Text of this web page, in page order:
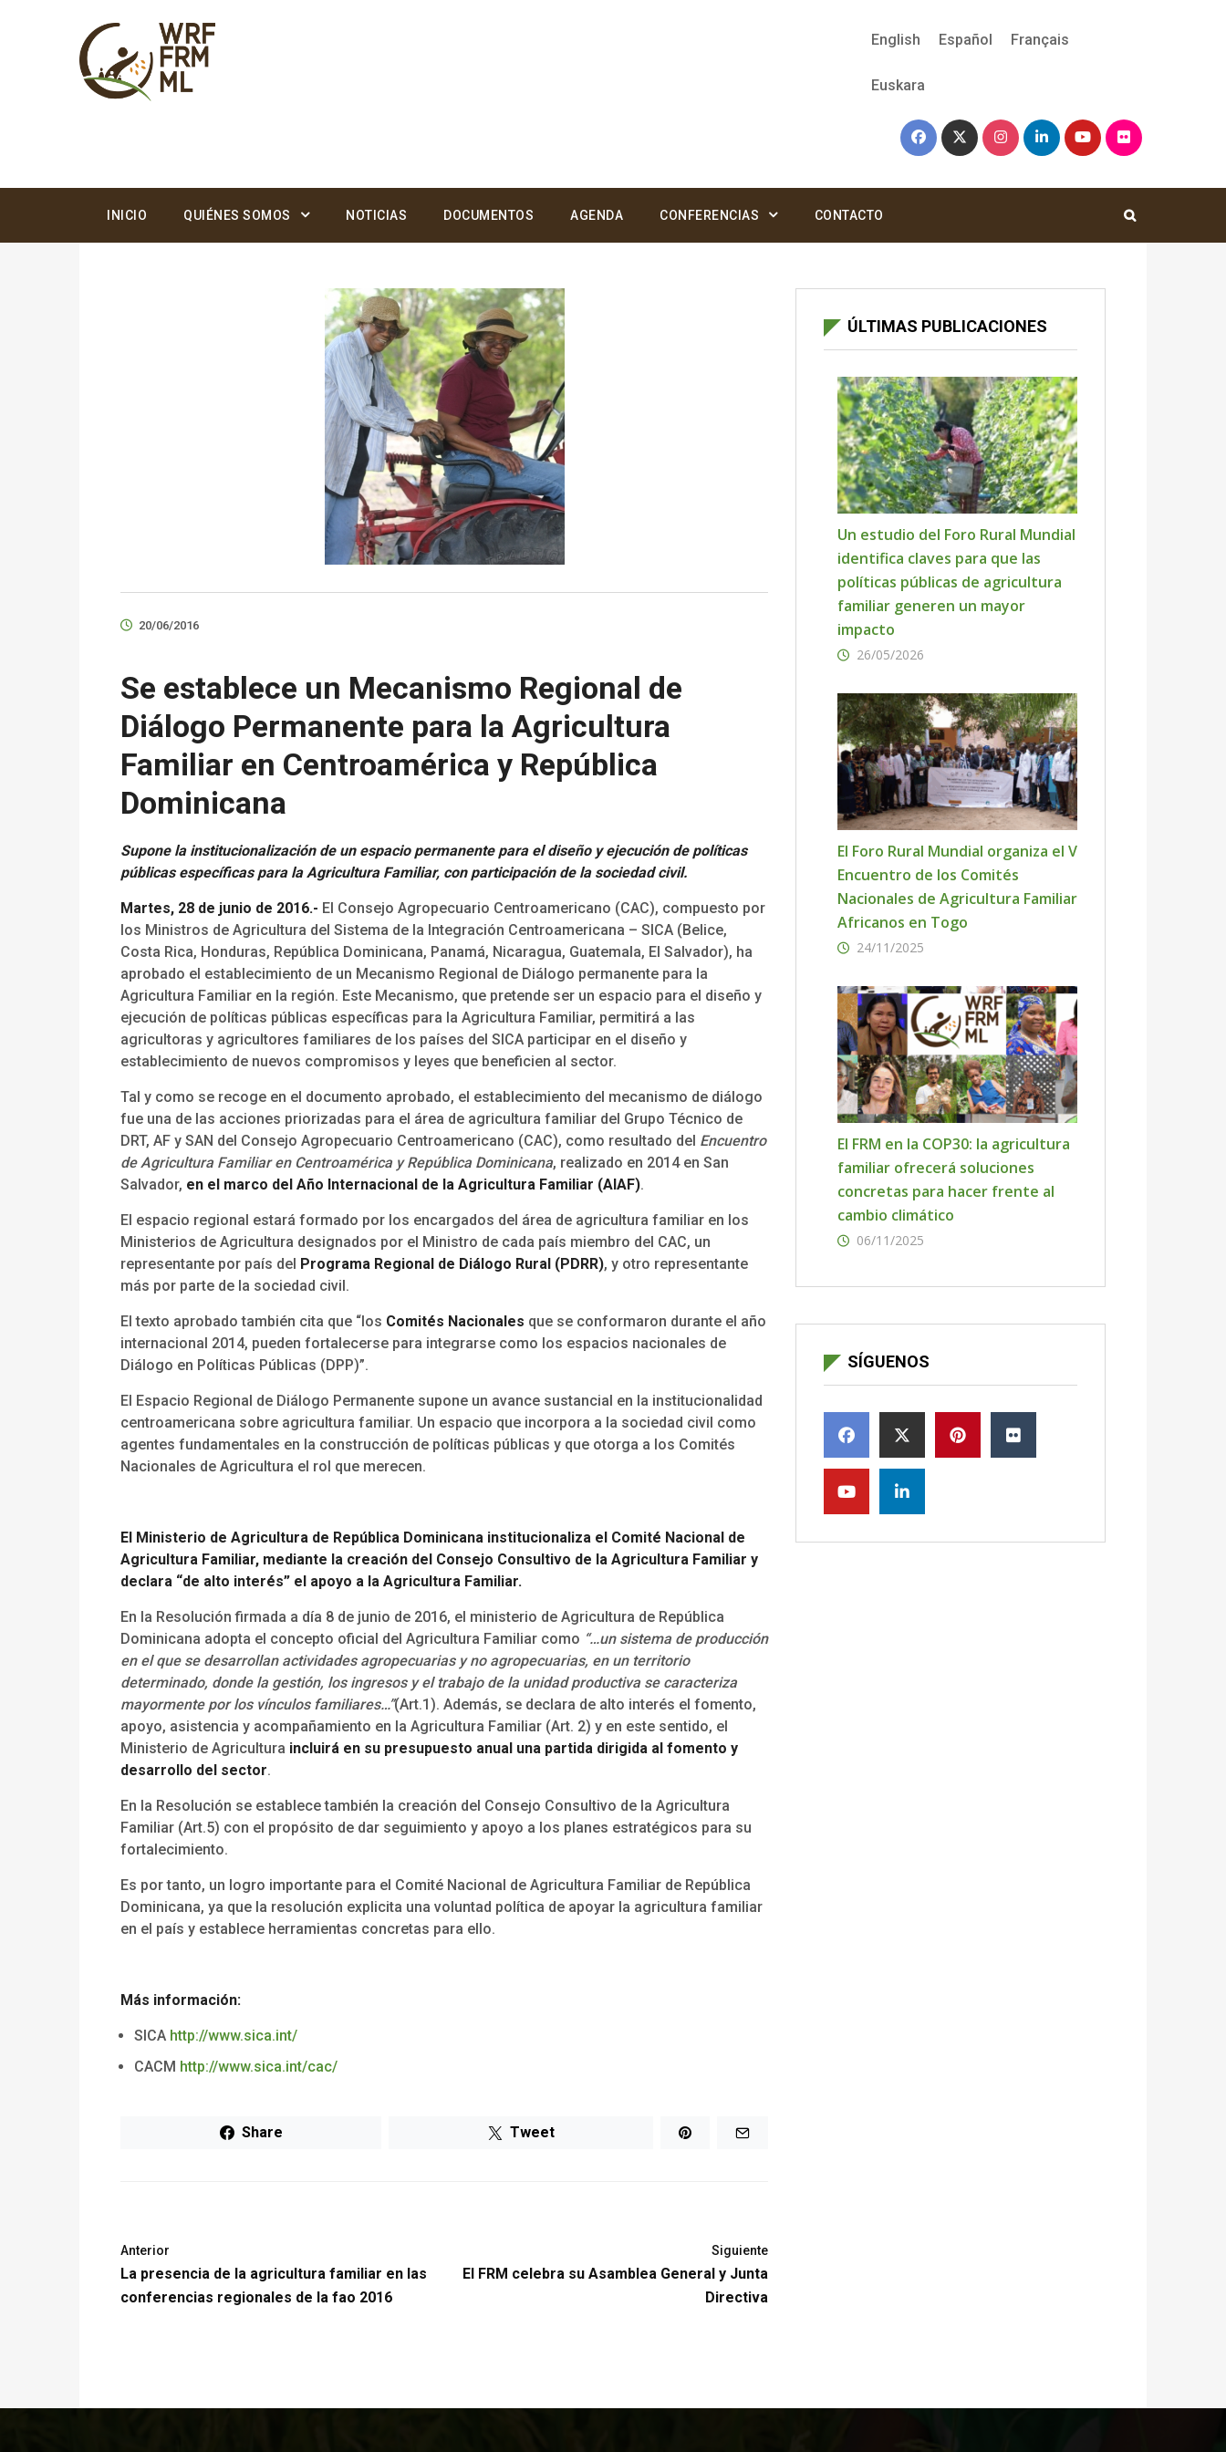
English Español Français
Euskara
INICIO QUIÉNES SOMOS NOTICIAS DOCUMENTOS AGENDA CONFERENCIAS CONTACTO
20/06/2016
Se establece un Mecanismo Regional de
Diálogo Permanente para la Agricultura
Familiar en Centroamérica y República
Dominicana
Supone la institucionalización de un espacio permanente para el diseño y ejecución de políticas
públicas específicas para la Agricultura Familiar, con participación de la sociedad civil.
Martes, 28 de junio de 2016.- El Consejo Agropecuario Centroamericano (CAC), compuesto por
los Ministros de Agricultura del Sistema de la Integración Centroamericana – SICA (Belice,
Costa Rica, Honduras, República Dominicana, Panamá, Nicaragua, Guatemala, El Salvador), ha
aprobado el establecimiento de un Mecanismo Regional de Diálogo permanente para la
Agricultura Familiar en la región. Este Mecanismo, que pretende ser un espacio para el diseño y
ejecución de políticas públicas específicas para la Agricultura Familiar, permitirá a las
agricultoras y agricultores familiares de los países del SICA participar en el diseño y
establecimiento de nuevos compromisos y leyes que beneficien al sector.
Tal y como se recoge en el documento aprobado, el establecimiento del mecanismo de diálogo
fue una de las acciones priorizadas para el área de agricultura familiar del Grupo Técnico de
DRT, AF y SAN del Consejo Agropecuario Centroamericano (CAC), como resultado del Encuentro
de Agricultura Familiar en Centroamérica y República Dominicana, realizado en 2014 en San
Salvador, en el marco del Año Internacional de la Agricultura Familiar (AIAF).
El espacio regional estará formado por los encargados del área de agricultura familiar en los
Ministerios de Agricultura designados por el Ministro de cada país miembro del CAC, un
representante por país del Programa Regional de Diálogo Rural (PDRR), y otro representante
más por parte de la sociedad civil.
El texto aprobado también cita que “los Comités Nacionales que se conformaron durante el año
internacional 2014, pueden fortalecerse para integrarse como los espacios nacionales de
Diálogo en Políticas Públicas (DPP)”.
El Espacio Regional de Diálogo Permanente supone un avance sustancial en la institucionalidad
centroamericana sobre agricultura familiar. Un espacio que incorpora a la sociedad civil como
agentes fundamentales en la construcción de políticas públicas y que otorga a los Comités
Nacionales de Agricultura el rol que merecen.
El Ministerio de Agricultura de República Dominicana institucionaliza el Comité Nacional de
Agricultura Familiar, mediante la creación del Consejo Consultivo de la Agricultura Familiar y
declara “de alto interés” el apoyo a la Agricultura Familiar.
En la Resolución firmada a día 8 de junio de 2016, el ministerio de Agricultura de República
Dominicana adopta el concepto oficial del Agricultura Familiar como “…un sistema de producción
en el que se desarrollan actividades agropecuarias y no agropecuarias, en un territorio
determinado, donde la gestión, los ingresos y el trabajo de la unidad productiva se caracteriza
mayormente por los vínculos familiares…”(Art.1). Además, se declara de alto interés el fomento,
apoyo, asistencia y acompañamiento en la Agricultura Familiar (Art. 2) y en este sentido, el
Ministerio de Agricultura incluirá en su presupuesto anual una partida dirigida al fomento y
desarrollo del sector.
En la Resolución se establece también la creación del Consejo Consultivo de la Agricultura
Familiar (Art.5) con el propósito de dar seguimiento y apoyo a los planes estratégicos para su
fortalecimiento.
Es por tanto, un logro importante para el Comité Nacional de Agricultura Familiar de República
Dominicana, ya que la resolución explicita una voluntad política de apoyar la agricultura familiar
en el país y establece herramientas concretas para ello.
Más información:
SICA http://www.sica.int/
CACM http://www.sica.int/cac/
Share Tweet
Anterior
La presencia de la agricultura familiar en las
conferencias regionales de la fao 2016
Siguiente
El FRM celebra su Asamblea General y Junta
Directiva
ÚLTIMAS PUBLICACIONES
Un estudio del Foro Rural Mundial
identifica claves para que las
políticas públicas de agricultura
familiar generen un mayor
impacto
26/05/2026
El Foro Rural Mundial organiza el V
Encuentro de los Comités
Nacionales de Agricultura Familiar
Africanos en Togo
24/11/2025
El FRM en la COP30: la agricultura
familiar ofrecerá soluciones
concretas para hacer frente al
cambio climático
06/11/2025
SÍGUENOS